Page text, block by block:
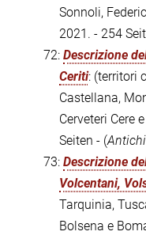
Sonnoli,
2021. - 254
72: Descrizione
Ceriti: (territori
Castellana,
Cerveteri Cere
Seiten - (
73: Descrizione
Volcentani,
Tarquinia,
Bolsena e